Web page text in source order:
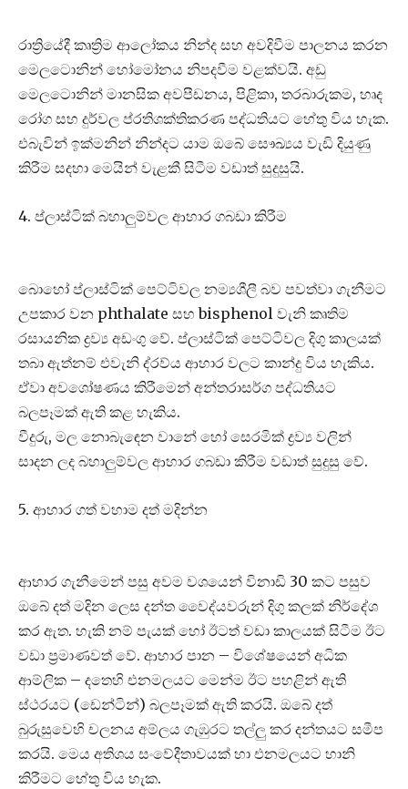
රාත්‍රියේදී කෘත්‍රිම ආලෝකය නින්ද සහ අවදිවීම පාලනය කරන
මෙලටොනින් හෝමෝනය නිපදවීම වළක්වයි. අඩු
මෙලටොනින් මානසික අවපීඩනය, පිළිකා, තරබාරුකම, හෘද
රෝග සහ දුර්වල ප්රතිශක්තිකරණ පද්ධතියට හේතු විය හැක.
එබැවින් ඉක්මනින් නින්දට යාම ඔබේ සෞඛ්‍යය වැඩි දියුණු
කිරීම සදහා මෙයින් වැළකී සිටීම වඩාත් සුදුසුයි.
4. ප්ලාස්ටික් බහාලුම්වල ආහාර ගබඩා කිරීම
බොහෝ ප්ලාස්ටික් පෙට්ටිවල නම්‍යශීලී බව පවත්වා ගැනීමට
උපකාර වන phthalate සහ bisphenol වැනි කෘතිම
රසායනික ද්‍රව්‍ය අඩංගු වේ. ප්ලාස්ටික් පෙට්ටිවල දිගු කාලයක්
තබා ඇත්නම් එවැනි ද්රව්ය ආහාර වලට කාන්දු විය හැකිය.
ඒවා අවශෝෂණය කිරීමෙන් අන්තරාසර්ග පද්ධතියට
බලපෑමක් ඇති කළ හැකිය.
වීදුරු, මල නොබැඳෙන වානේ හෝ සෙරමික් ද්‍රව්‍ය වලින්
සාදන ලද බහාලුම්වල ආහාර ගබඩා කිරීම වඩාත් සුදුසු වේ.
5. ආහාර ගත් වහාම දත් මදින්න
ආහාර ගැනීමෙන් පසු අවම වශයෙන් විනාඩි 30 කට පසුව
ඔබේ දත් මදින ලෙස දන්ත වෛද්යවරුන් දිගු කලක් නිර්දේශ
කර ඇත. හැකි නම් පැයක් හෝ ඊටත් වඩා කාලයක් සිටීම ඊට
වඩා ප්‍රමාණවත් වේ. ආහාර පාන – විශේෂයෙන් අධික
ආම්ලික – දතෙහි එනමලයට මෙන්ම ඊට පහළින් ඇති
ස්ථරයට (ඩෙන්ටින්) බලපෑමක් ඇති කරයි. ඔබේ දත්
බුරුසුවෙහි චලනය අම්ලය ගැඹුරට තල්ලු කර දන්තයට සමීප
කරයි. මෙය අතිශය සංවේදීතාවයක් හා එනමලයට හානි
කිරීමට හේතු විය හැක.